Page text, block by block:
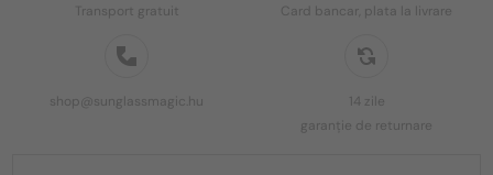
Transport gratuit Card bancar, plata la livrare
shop@sunglassmagic.hu
14 zile
garanție de returnare